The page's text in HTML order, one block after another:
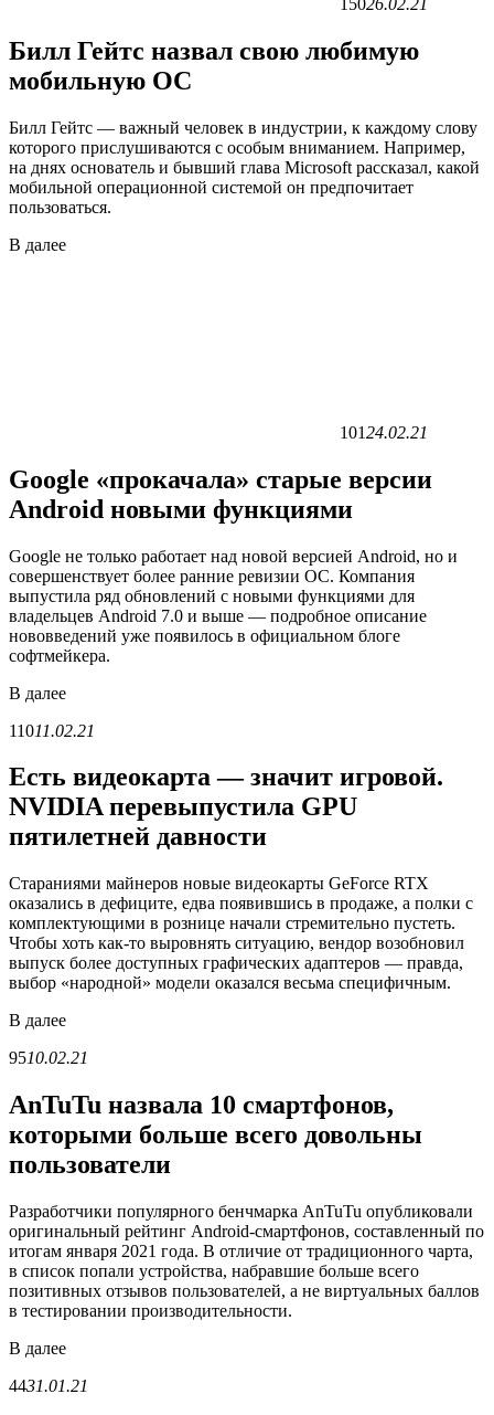
15026.02.21
Билл Гейтс назвал свою любимую
мобильную ОС
Билл Гейтс — важный человек в индустрии, к каждому слову
которого прислушиваются с особым вниманием. Например,
на днях основатель и бывший глава Microsoft рассказал, какой
мобильной операционной системой он предпочитает
пользоваться.
В далее
10124.02.21
Google «прокачала» старые версии
Android новыми функциями
Google не только работает над новой версией Android, но и
совершенствует более ранние ревизии ОС. Компания
выпустила ряд обновлений с новыми функциями для
владельцев Android 7.0 и выше — подробное описание
нововведений уже появилось в официальном блоге
софтмейкера.
В далее
11011.02.21
Есть видеокарта — значит игровой.
NVIDIA перевыпустила GPU
пятилетней давности
Стараниями майнеров новые видеокарты GeForce RTX
оказались в дефиците, едва появившись в продаже, а полки с
комплектующими в рознице начали стремительно пустеть.
Чтобы хоть как-то выровнять ситуацию, вендор возобновил
выпуск более доступных графических адаптеров — правда,
выбор «народной» модели оказался весьма специфичным.
В далее
9510.02.21
AnTuTu назвала 10 смартфонов,
которыми больше всего довольны
пользователи
Разработчики популярного бенчмарка AnTuTu опубликовали
оригинальный рейтинг Android-смартфонов, составленный по
итогам января 2021 года. В отличие от традиционного чарта,
в список попали устройства, набравшие больше всего
позитивных отзывов пользователей, а не виртуальных баллов
в тестировании производительности.
В далее
4431.01.21